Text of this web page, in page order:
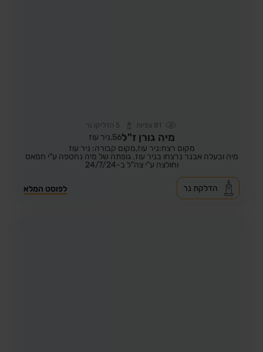
81 צפיות 5 הדליקו נר
מיה גורן ז"ל56, ניר עוז
מקום רצח:ניר עוז,מקום קבורה: ניר עוז
מיה ובעלה אבנר נרצחו בניר עוז. גופתה של מיה נחטפה ע"י חמאס
וחולצה ע"י צה"ל ב-24/7/24
לפוסט המלא הדלקת נר